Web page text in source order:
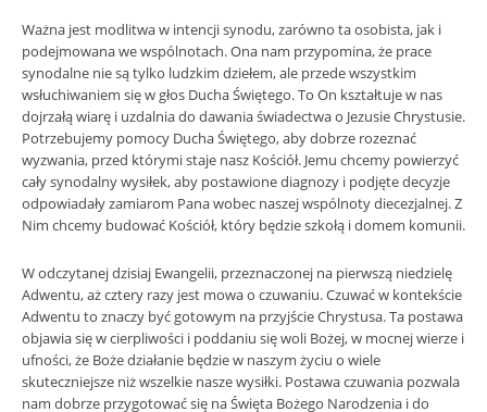
Ważna jest modlitwa w intencji synodu, zarówno ta osobista, jak i
podejmowana we wspólnotach. Ona nam przypomina, że prace
synodalne nie są tylko ludzkim dziełem, ale przede wszystkim
wsłuchiwaniem się w głos Ducha Świętego. To On kształtuje w nas
dojrzałą wiarę i uzdalnia do dawania świadectwa o Jezusie Chrystusie.
Potrzebujemy pomocy Ducha Świętego, aby dobrze rozeznać
wyzwania, przed którymi staje nasz Kościół. Jemu chcemy powierzyć
cały synodalny wysiłek, aby postawione diagnozy i podjęte decyzje
odpowiadały zamiarom Pana wobec naszej wspólnoty diecezjalnej. Z
Nim chcemy budować Kościół, który będzie szkołą i domem komunii.
W odczytanej dzisiaj Ewangelii, przeznaczonej na pierwszą niedzielę
Adwentu, aż cztery razy jest mowa o czuwaniu. Czuwać w kontekście
Adwentu to znaczy być gotowym na przyjście Chrystusa. Ta postawa
objawia się w cierpliwości i poddaniu się woli Bożej, w mocnej wierze i
ufności, że Boże działanie będzie w naszym życiu o wiele
skuteczniejsze niż wszelkie nasze wysiłki. Postawa czuwania pozwala
nam dobrze przygotować się na Święta Bożego Narodzenia i do